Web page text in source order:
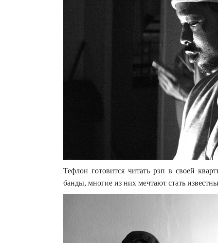
Тефлон готовится читать рэп в своей
банды, многие из них мечтают стать